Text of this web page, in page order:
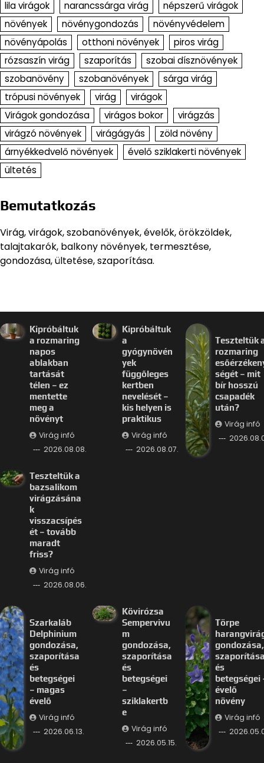
lila virágok narancssárga virág
népszerű virágok
növények
növénygondozás
növényvédelem
növényápolás
otthoni növények
piros virág
rózsaszín virág
szaporítás
szobai dísznövények
szobanövény
szobanövények
sárga virág
trópusi növények
virág
virágok
Virágok gondozása
virágos bokor
virágzás
virágzó növények
virágágyás
zöld növény
árnyékkedvelő növények
évelő sziklakerti növények
ültetés
Bemutatkozás
Virág, virágok, szobanövények, évelők, örökzöldek,
talajtakarók, balkony növények, termesztése,
gondozása, ültetése, szaporítása.
Kipróbáltuk
a rozmaring
napos
ablakban
tartását
télen – ez
mentette
meg a
növényt
Virág infó
2026.08.08.
Kipróbáltuk
a
gyógynövén
yek
függőleges
kertben
nevelését –
kis helyen is
praktikus
Virág infó
2026.08.07.
Teszteltük
rozmaring
ségét – mit
bír hosszú
csapadék
után?
Virág infó
Teszteltük a
bazsalikom
virágzásána
k
visszacsípés
ét – tovább
maradt
friss?
Virág infó
2026.08.06.
Szarkaláb
Delphinium
gondozása,
szaporítása
és
betegségei
– magas
évelő
Virág infó
2026.06.13.
Kövirózsa
Sempervivu
m
gondozása,
szaporítása
és
betegségei
–
sziklakertb
e
Virág infó
2026.05.15.
Törpe
gondozása,
és
betegségei
évelő
növény
Virág infó